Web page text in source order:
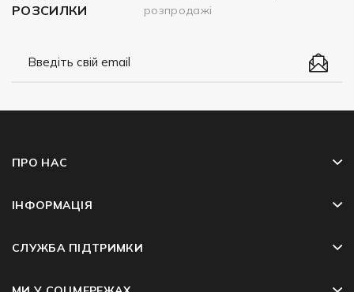
РОЗСИЛКИ
розпродажі
ПРО НАС
ІНФОРМАЦІЯ
СЛУЖБА ПІДТРИМКИ